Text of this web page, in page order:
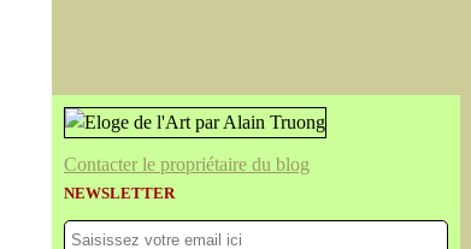
Contacter le propriétaire du blog
NEWSLETTER